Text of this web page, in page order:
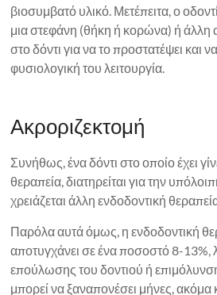
βιοσυμβατό υλικό. Μετέπειτα, ο
μια στεφάνη (θήκη ή κορώνα) ή
στο δόντι για να το προστατέψει και
φυσιολογική του λειτουργία.
Ακροριζεκτομή
Συνήθως, ένα δόντι στο οποίο έχει
θεραπεία, διατηρείται για την
χρειάζεται άλλη ενδοδοντική
Παρόλα αυτά όμως, η ενδοδοντική
αποτυγχάνει σε ένα ποσοστό 8-13%,
επούλωσης του δοντιού ή
μπορεί να ξαναπονέσει μήνες, ακόμα